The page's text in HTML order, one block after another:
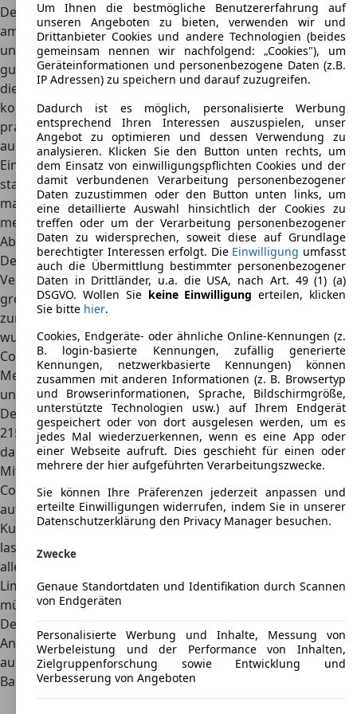
Deutlich mehr Leistung konnten die Top-Motoren für den
amerikanischen Markt zeigen. Bis zu 3,8 Liter Hubraum
und maximal 405 PS bzw. 542 Nm Drehmomentlassen so
gut wie keine Wünsche offen und eignen sich perfekt für
die hohen Ansprüche der amerikanischen Kunden. Zudem
konnten die Fahrzeuge in Amerika immer mit einem
praktischen Allradantrieb bestellt werden, um die Traktion
auch bei schlechten Bedingungen deutlich zu verbessern.
Ein
Automatikgetriebe mit sechs Gängen gehört
standardmäßig zur Ausstattungdes Fahrzeugs, ein
manuelles Schalten ist beim Lincoln Continental also nicht
mehr möglich.
Abmessungen
Der Lincoln Continental ist seit seiner ersten
Veröffentlichung in den 40er-Jahren einVertreter der
großen und schweren Luxus-Limousinen. Dies hat sich bis
zur aktuellen Generation, die von 2016 bis 2020 angeboten
wurde, nicht geändert. Auch hier ist der Lincoln
Continental recht groß, wie eine Länge von knapp 5,1
Metern unter Beweis stellt. Die Breite liegt bei 1,9 Metern
und der Radstand beträgt knapp drei Meter.
Dementsprechend hoch fällt das Leergewicht aus, bis zu
2150 Kilogramm stellen in Vollausstattung keine Seltenheit
dar.
Mit seiner großen Karosserie eignet sich der Lincoln
Continental hervorragend für die alltägliche Nutzung, auch
auf einengroßen Kofferraumfür den Einkauf müssen die
Kunden nicht verzichten.Bis zu 473 Liter Ladevolumen
lassen sich einfach in Anspruch nehmen. Wichtig ist
allerdings der Wendekreis. Dieser liegt bei der großen
Limousine bei 12,73 Metern, für das Ein- oder Ausparken
müssen die Fahrer also unter Umständen viel rangieren.
Der Lincoln Continental kann
Anhängerkupplung
geordert werden, diese unterstützt
auch größere und schwere Anhänger problemlos.
Bauzeit
1940 – 1948, 1956 – 1980, 1982 –
Um Ihnen die bestmögliche Benutzererfahrung auf
unseren Angeboten zu bieten, verwenden wir und
Drittanbieter Cookies und andere Technologien (beides
gemeinsam nennen wir nachfolgend: „Cookies"), um
Geräteinformationen und personenbezogene Daten (z.B.
IP Adressen) zu speichern und darauf zuzugreifen.
Dadurch ist es möglich, personalisierte Werbung
entsprechend Ihren Interessen auszuspielen, unser
Angebot zu optimieren und dessen Verwendung zu
analysieren. Klicken Sie den Button unten rechts, um
dem Einsatz von einwilligungspflichten Cookies und der
damit verbundenen Verarbeitung personenbezogener
Daten zuzustimmen oder den Button unten links, um
eine detaillierte Auswahl hinsichtlich der Cookies zu
treffen oder um der Verarbeitung personenbezogener
Daten zu widersprechen, soweit diese auf Grundlage
berechtigter Interessen erfolgt. Die Einwilligung umfasst
auch die Übermittlung bestimmter personenbezogener
Daten in Drittländer, u.a. die USA, nach Art. 49 (1) (a)
DSGVO. Wollen Sie keine Einwilligung erteilen, klicken
Sie bitte hier.
Cookies, Endgeräte- oder ähnliche Online-Kennungen (z.
B. login-basierte Kennungen, zufällig generierte
Kennungen, netzwerkbasierte Kennungen) können
zusammen mit anderen Informationen (z. B. Browsertyp
und Browserinformationen, Sprache, Bildschirmgröße,
unterstützte Technologien usw.) auf Ihrem Endgerät
gespeichert oder von dort ausgelesen werden, um es
jedes Mal wiederzuerkennen, wenn es eine App oder
einer Webseite aufruft. Dies geschieht für einen oder
mehrere der hier aufgeführten Verarbeitungszwecke.
Sie können Ihre Präferenzen jederzeit anpassen und
erteilte Einwilligungen widerrufen, indem Sie in unserer
Datenschutzerklärung den Privacy Manager besuchen.
Zwecke
Genaue Standortdaten und Identifikation durch Scannen
von Endgeräten
Personalisierte Werbung und Inhalte, Messung von
Werbeleistung und der Performance von Inhalten,
Zielgruppenforschung sowie Entwicklung und
Verbesserung von Angeboten